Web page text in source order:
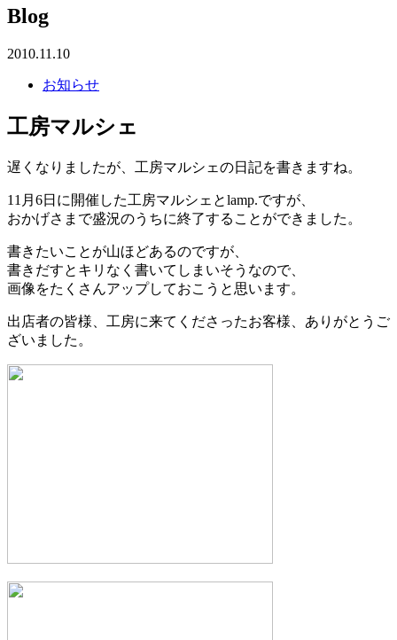
Blog
2010.11.10
お知らせ
工房マルシェ
遅くなりましたが、工房マルシェの日記を書きますね。
11月6日に開催した工房マルシェとlamp.ですが、
おかげさまで盛況のうちに終了することができました。
書きたいことが山ほどあるのですが、
書きだすとキリなく書いてしまいそうなので、
画像をたくさんアップしておこうと思います。
出店者の皆様、工房に来てくださったお客様、ありがとうご
ざいました。